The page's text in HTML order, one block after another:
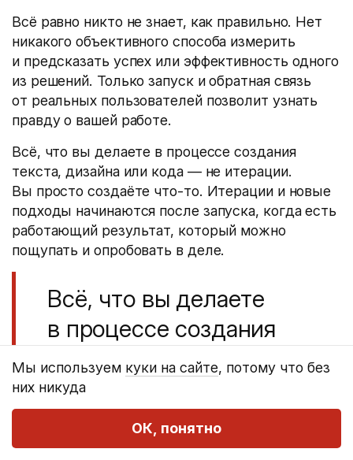
Мы используем куки на сайте, потому что без
них никуда
ОК, понятно
Всё равно никто не знает, как правильно. Нет
никакого объективного способа измерить
и предсказать успех или эффективность одного
из решений. Только запуск и обратная связь
от реальных пользователей позволит узнать
правду о вашей работе.
Всё, что вы делаете в процессе создания
текста, дизайна или кода — не итерации.
Вы просто создаёте что-то. Итерации и новые
подходы начинаются после запуска, когда есть
работающий результат, который можно
пощупать и опробовать в деле.
Всё, что вы делаете
в процессе создания
текста, дизайна или
кода — не итерации.
Чётко разделяйте запуск и итерации. Запускать